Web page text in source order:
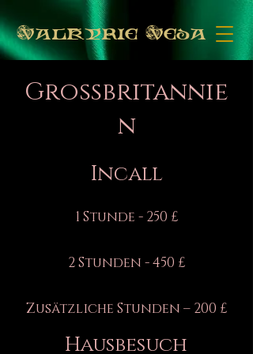
Valkyrie Veda
Großbritannie
n
Incall
1 Stunde - 250 £
2 Stunden - 450 £
Zusätzliche Stunden – 200 £
Hausbesuch